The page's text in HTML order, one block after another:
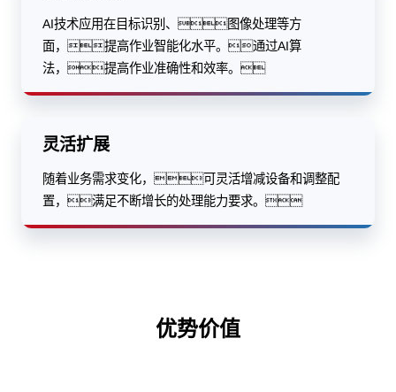
AI技术应用在目标识别、图像处理等方
面，提高作业智能化水平。通过AI算
法，提高作业准确性和效率。
灵活扩展
随着业务需求变化，可灵活增减设备和调整配
置，满足不断增长的处理能力要求。
优势价值